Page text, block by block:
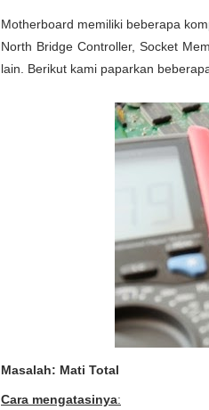
Motherboard memiliki beberapa
North Bridge Controller, Socket
lain. Berikut kami paparkan
Masalah: Mati Total
Cara mengatasinya: